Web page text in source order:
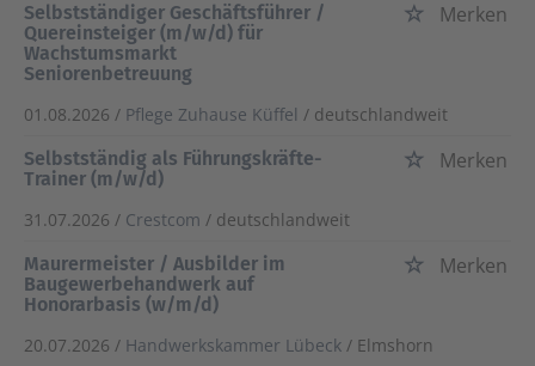
Selbstständiger Geschäftsführer /
Quereinsteiger (m/w/d) für
Wachstumsmarkt
Seniorenbetreuung
Merken
01.08.2026 / Pflege Zuhause Küffel / deutschlandweit
Selbstständig als Führungskräfte-
Trainer (m/w/d)
Merken
31.07.2026 / Crestcom / deutschlandweit
Maurermeister / Ausbilder im
Baugewerbehandwerk auf
Honorarbasis (w/m/d)
Merken
20.07.2026 / Handwerkskammer Lübeck / Elmshorn